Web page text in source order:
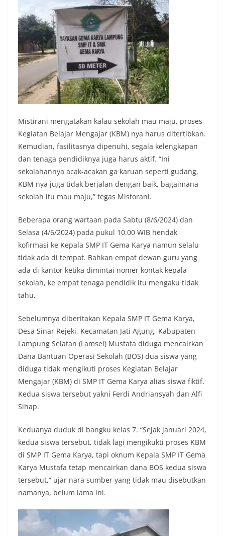
Mistirani mengatakan kalau sekolah mau maju, proses
Kegiatan Belajar Mengajar (KBM) nya harus ditertibkan.
Kemudian, fasilitasnya dipenuhi, segala kelengkapan
dan tenaga pendidiknya juga harus aktif. “Ini
sekolahannya acak-acakan ga karuan seperti gudang,
KBM nya juga tidak berjalan dengan baik, bagaimana
sekolah itu mau maju,” tegas Mistorani.
Beberapa orang wartaan pada Sabtu (8/6/2024) dan
Selasa (4/6/2024) pada pukul 10.00 WIB hendak
kofirmasi ke Kepala SMP IT Gema Karya namun selalu
tidak ada di tempat. Bahkan empat dewan guru yang
ada di kantor ketika dimintai nomer kontak kepala
sekolah, ke empat tenaga pendidik itu mengaku tidak
tahu.
Sebelumnya diberitakan Kepala SMP IT Gema Karya,
Desa Sinar Rejeki, Kecamatan Jati Agung, Kabupaten
Lampung Selatan (Lamsel) Mustafa diduga mencairkan
Dana Bantuan Operasi Sekolah (BOS) dua siswa yang
diduga tidak mengikuti proses Kegiatan Belajar
Mengajar (KBM) di SMP IT Gema Karya alias siswa fiktif.
Kedua siswa tersebut yakni Ferdi Andriansyah dan Alfi
Sihap.
Keduanya duduk di bangku kelas 7. “Sejak januari 2024,
kedua siswa tersebut, tidak lagi mengikukti proses KBM
di SMP IT Gema Karya, tapi oknum Kepala SMP IT Gema
Karya Mustafa tetap mencairkan dana BOS kedua siswa
tersebut,” ujar nara sumber yang tidak mau disebutkan
namanya, belum lama ini.